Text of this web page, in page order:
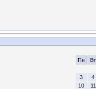
Пн
Вт
3
4
10
11